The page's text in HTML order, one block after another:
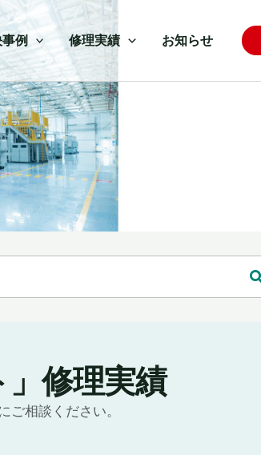
例 修理実績 お知らせ
修理実績
相談ください。